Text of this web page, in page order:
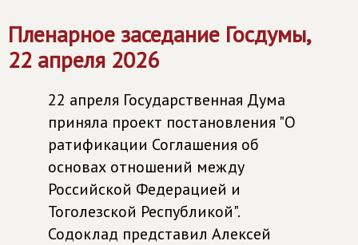
Пленарное заседание Госдумы,
22 апреля 2026
22 апреля Государственная Дума
приняла проект постановления "О
ратификации Соглашения об
основах отношений между
Российской Федерацией и
Тоголезской Республикой".
Содоклад представил Алексей